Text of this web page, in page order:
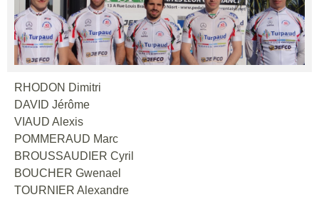
RHODON Dimitri
DAVID Jérôme
VIAUD Alexis
POMMERAUD Marc
BROUSSAUDIER Cyril
BOUCHER Gwenael
TOURNIER Alexandre